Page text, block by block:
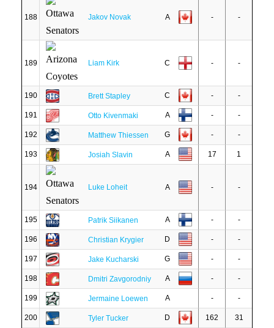
188 Jakov Novak A - -
189 Liam Kirk C - -
190 Brett Stapley C - -
191 Otto Kivenmaki A - -
192 Matthew Thiessen G - -
193 Josiah Slavin A 17 1
194 Luke Loheit A - -
195 Patrik Siikanen A - -
196 Christian Krygier D - -
197 Jake Kucharski G - -
198 Dmitri Zavgorodniy A - -
199 Jermaine Loewen A - -
200 Tyler Tucker D 162 31